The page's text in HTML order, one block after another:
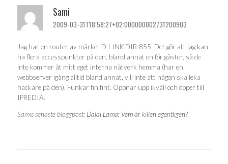
Sami
2009-03-31T18:58:27+02:000000002731200903
Jag har en router av märket D-LINK DIR-855. Det gör att jag kan
ha flera accesspunkter på den, bland annat en för gäster, så de
inte kommer åt mitt eget interna nätverk hemma (har en
webbserver igång alltid bland annat, vill inte att någon ska leka
hackare på den). Funkar fin fint. Öppnar upp ikväll och döper till
IPREDIA.
Samis senaste bloggpost: Dalai Lama: Vem är killen egentligen?